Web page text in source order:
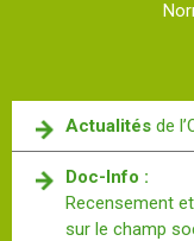
Actualités de
Doc-Info :
Recensement
sur le champ